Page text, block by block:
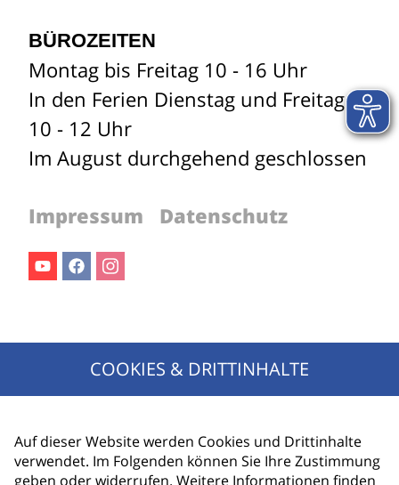
BÜROZEITEN
Montag bis Freitag 10 - 16 Uhr
In den Ferien Dienstag und Freitag
10 - 12 Uhr
Im August durchgehend geschlossen
Impressum Datenschutz
Jetzt für den Newsletter anmelden!
COOKIES & DRITTINHALTE
Auf dieser Website werden Cookies und Drittinhalte
verwendet. Im Folgenden können Sie Ihre Zustimmung
geben oder widerrufen. Weitere Informationen finden